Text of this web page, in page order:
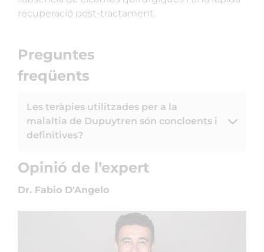
recuperació post-tractament.
Preguntes
freqüents
Les teràpies utilitzades per a la
malaltia de Dupuytren són concloents i
definitives?
Opinió de l’expert
Dr. Fabio D'Angelo